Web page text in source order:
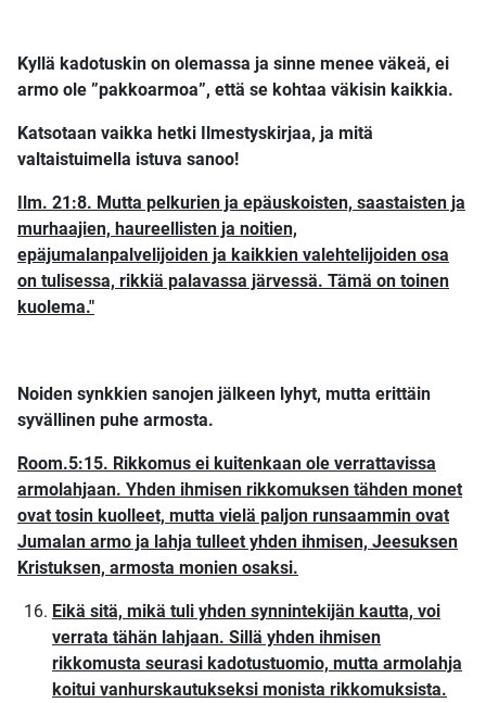
Kyllä kadotuskin on olemassa ja sinne menee väkeä, ei
armo ole ”pakkoarmoa”, että se kohtaa väkisin kaikkia.
Katsotaan vaikka hetki Ilmestyskirjaa, ja mitä
valtaistuimella istuva sanoo!
Ilm. 21:8. Mutta pelkurien ja epäuskoisten, saastaisten ja
murhaajien, haureellisten ja noitien,
epäjumalanpalvelijoiden ja kaikkien valehtelijoiden osa
on tulisessa, rikkiä palavassa järvessä. Tämä on toinen
kuolema."
Noiden synkkien sanojen jälkeen lyhyt, mutta erittäin
syvällinen puhe armosta.
Room.5:15. Rikkomus ei kuitenkaan ole verrattavissa
armolahjaan. Yhden ihmisen rikkomuksen tähden monet
ovat tosin kuolleet, mutta vielä paljon runsaammin ovat
Jumalan armo ja lahja tulleet yhden ihmisen, Jeesuksen
Kristuksen, armosta monien osaksi.
Eikä sitä, mikä tuli yhden synnintekijän kautta, voi
verrata tähän lahjaan. Sillä yhden ihmisen
rikkomusta seurasi kadotustuomio, mutta armolahja
koitui vanhurskautukseksi monista rikkomuksista.